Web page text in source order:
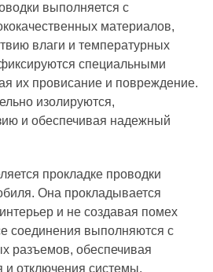
выполняется с
материалов,
влаги и температурных
специальными
их провисание и повреждение.
изолируются,
и обеспечивая надежный
прокладке проводки
Она прокладывается
и не создавая помех
соединения выполняются с
разъемов, обеспечивая
и отключения системы.